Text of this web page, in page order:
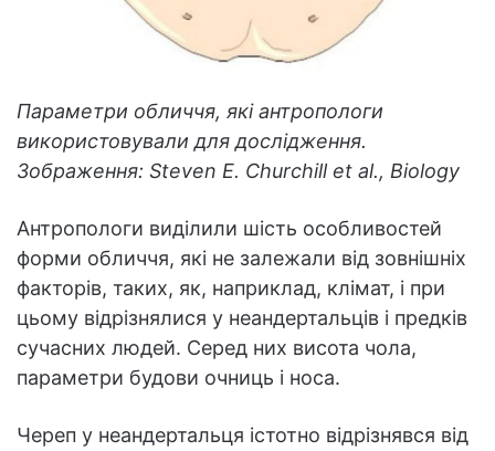
Параметри обличчя, які антропологи
використовували для дослідження.
Зображення: Steven E. Churchill et al., Biology
Антропологи виділили шість особливостей
форми обличчя, які не залежали від зовнішніх
факторів, таких, як, наприклад, клімат, і при
цьому відрізнялися у неандертальців і предків
сучасних людей. Серед них висота чола,
параметри будови очниць і носа.
Череп у неандертальця істотно відрізнявся від